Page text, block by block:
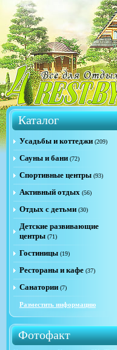
Каталог
Усадьбы и коттеджи (209)
Сауны и бани (72)
Спортивные центры (93)
Активный отдых (56)
Отдых с детьми (30)
Детские развивающие
центры (71)
Гостиницы (19)
Рестораны и кафе (37)
Санатории (7)
Разместить информацию
Фотофакт